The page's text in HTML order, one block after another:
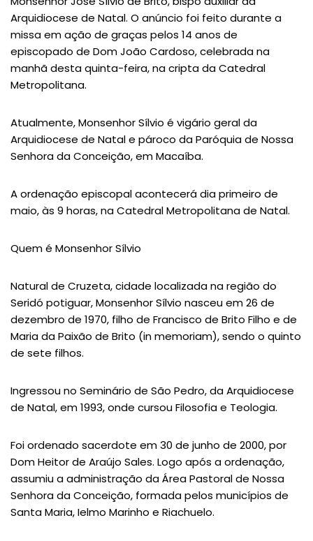
Arquidiocese de Natal. O anúncio foi feito durante a
missa em ação de graças pelos 14 anos de
episcopado de Dom João Cardoso, celebrada na
manhã desta quinta-feira, na cripta da Catedral
Metropolitana.
Atualmente, Monsenhor Sílvio é vigário geral da
Arquidiocese de Natal e pároco da Paróquia de Nossa
Senhora da Conceição, em Macaíba.
A ordenação episcopal acontecerá dia primeiro de
maio, às 9 horas, na Catedral Metropolitana de Natal.
Quem é Monsenhor Sílvio
Natural de Cruzeta, cidade localizada na região do
Seridó potiguar, Monsenhor Sílvio nasceu em 26 de
dezembro de 1970, filho de Francisco de Brito Filho e de
Maria da Paixão de Brito (in memoriam), sendo o quinto
de sete filhos.
Ingressou no Seminário de São Pedro, da Arquidiocese
de Natal, em 1993, onde cursou Filosofia e Teologia.
Foi ordenado sacerdote em 30 de junho de 2000, por
Dom Heitor de Araújo Sales. Logo após a ordenação,
assumiu a administração da Área Pastoral de Nossa
Senhora da Conceição, formada pelos municípios de
Santa Maria, Ielmo Marinho e Riachuelo.